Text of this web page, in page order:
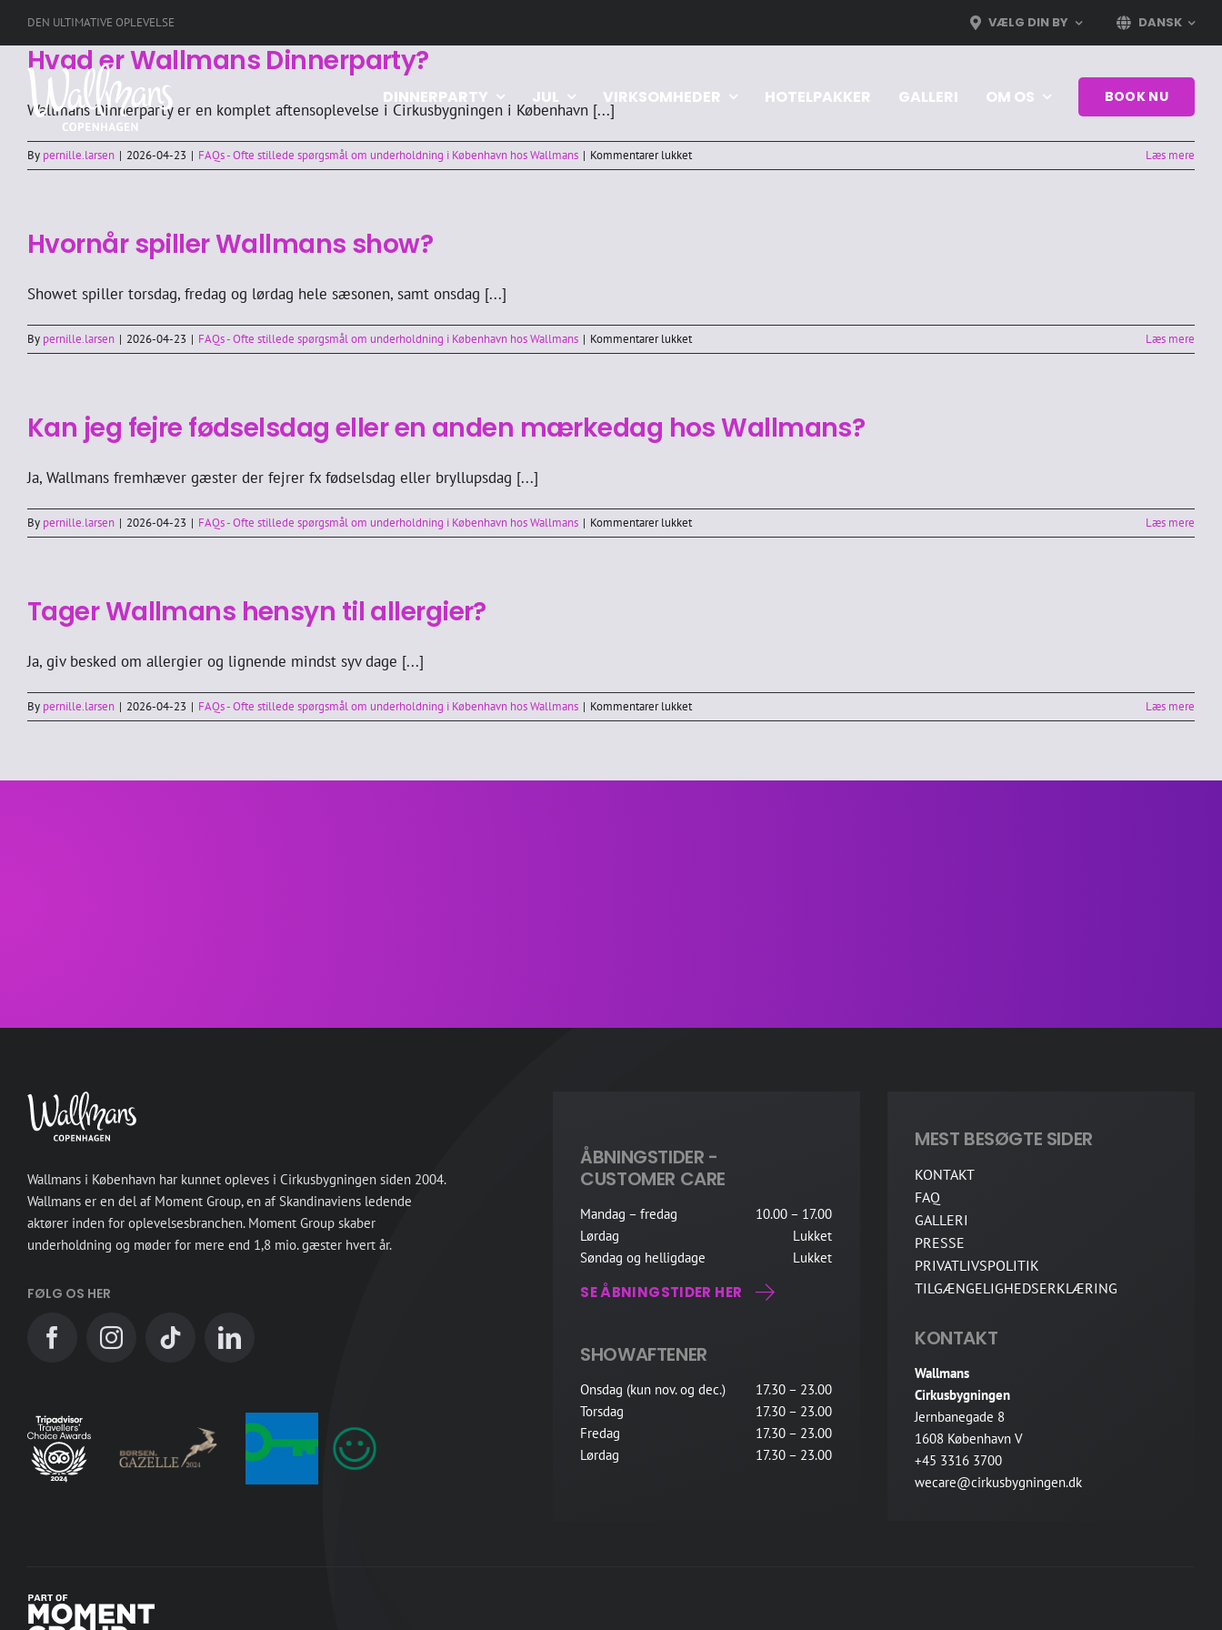
content
DEN ULTIMATIVE OPLEVELSE VÆLG DIN BY DANSK
DINNERPARTY JUL VIRKSOMHEDER HOTELPAKKER GALLERI OM OS BOOK NU
Hvad er Wallmans Dinnerparty?
Wallmans Dinnerparty er en komplet aftensoplevelse i Cirkusbygningen i København [...]
By pernille.larsen | 2026-04-23 | FAQs - Ofte stillede spørgsmål om underholdning i København hos Wallmans | Kommentarer lukkettil
Hvad
Læs mere
Hvornår spiller Wallmans show?
Showet spiller torsdag, fredag og lørdag hele sæsonen, samt onsdag [...]
By pernille.larsen | 2026-04-23 | FAQs - Ofte stillede spørgsmål om underholdning i København hos Wallmans | Kommentarer lukkettil
Hvornår
Læs mere
Kan jeg fejre fødselsdag eller en anden mærkedag hos Wallmans?
Ja, Wallmans fremhæver gæster der fejrer fx fødselsdag eller bryllupsdag [...]
By pernille.larsen | 2026-04-23 | FAQs - Ofte stillede spørgsmål om underholdning i København hos Wallmans | Kommentarer lukkettil
Kan
Wallmans?
Læs mere
Tager Wallmans hensyn til allergier?
Ja, giv besked om allergier og lignende mindst syv dage [...]
By pernille.larsen | 2026-04-23 | FAQs - Ofte stillede spørgsmål om underholdning i København hos Wallmans | Kommentarer lukkettil
Tager
til
Læs mere
Wallmans i København har kunnet opleves i Cirkusbygningen siden 2004.
Wallmans er en del af Moment Group, en af Skandinaviens ledende
aktører inden for oplevelsesbranchen. Moment Group skaber
underholdning og møder for mere end 1,8 mio. gæster hvert år.
FØLG OS HER
ÅBNINGSTIDER -
CUSTOMER CARE
Mandag – fredag
10.00 – 17.00
Lørdag
Lukket
Søndag og helligdage
Lukket
SE ÅBNINGSTIDER HER
SHOWAFTENER
Onsdag (kun nov. og dec.)
17.30 – 23.00
Torsdag
17.30 – 23.00
Fredag
17.30 – 23.00
Lørdag
17.30 – 23.00
MEST BESØGTE SIDER
KONTAKT
FAQ
GALLERI
PRESSE
PRIVATLIVSPOLITIK
TILGÆNGELIGHEDSERKLÆRING
KONTAKT
Wallmans
Cirkusbygningen
Jernbanegade 8
1608 København V
+45 3316 3700
wecare@cirkusbygningen.dk